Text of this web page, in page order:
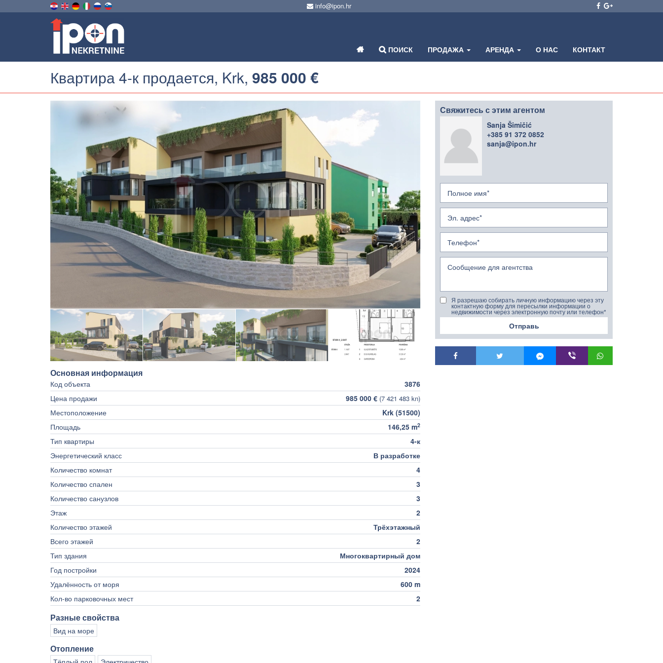
info@ipon.hr
ПОИСК ПРОДАЖА АРЕНДА О НАС КОНТАКТ
Квартира 4-к продается, Krk, 985 000 €
Основная информация
Код объекта
3876
Цена продажи
985 000 € (7 421 483 kn)
Местоположение
Krk (51500)
Площадь
146,25 m2
Тип квартиры
4-к
Энергетический класс
В разработке
Количество комнат
4
Количество спален
3
Количество санузлов
3
Этаж
2
Количество этажей
Трёхэтажный
Всего этажей
2
Тип здания
Многоквартирный дом
Год постройки
2024
Удалённость от моря
600 m
Кол-во парковочных мест
2
Разные свойства
Вид на море
Отопление
Свяжитесь с этим агентом
Sanja Šimičić
+385 91 372 0852
sanja@ipon.hr
Я разрешаю собирать личную информацию через эту
контактную форму для пересылки информации о
недвижимости через электронную почту или телефон*
Отправь